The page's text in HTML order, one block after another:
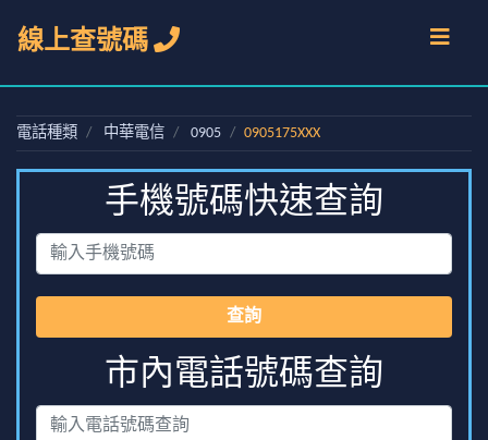
線上查號碼
電話種類 中華電信 0905 0905175XXX
手機號碼快速查詢
查詢
市內電話號碼查詢